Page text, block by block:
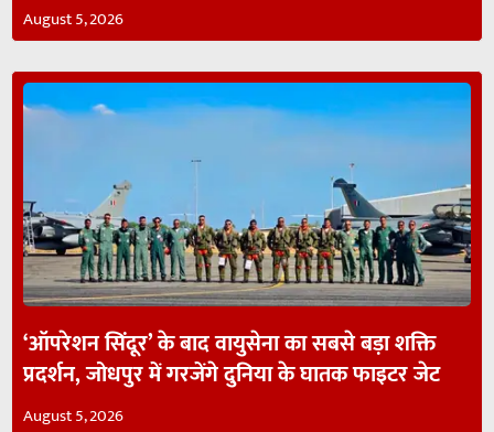
August 5, 2026
‘ऑपरेशन सिंदूर’ के बाद वायुसेना का सबसे बड़ा शक्ति
प्रदर्शन, जोधपुर में गरजेंगे दुनिया के घातक फाइटर जेट
August 5, 2026